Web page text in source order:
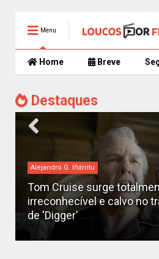
Menu
Home Breve
Destaques
Alejandro G. Iñárritu
Tom Cruise surge
irreconhecível e calvo no
de 'Digger'